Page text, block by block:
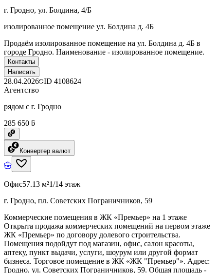
г. Гродно, ул. Болдина, 4/Б
изолированное помещение ул. Болдина д. 4Б
Продаём изолированное помещение на ул. Болдина д. 4Б в
городе Гродно. Наименование - изолированное помещение.
Контакты
Написать
28.04.2026 ID 4108624
Агентство
рядом с г. Гродно
285 650 ƃ
Конвертер валют
Офис57.13 м²1/14 этаж
г. Гродно, пл. Советских Пограничников, 59
Коммерческие помещения в ЖК «Премьер» на 1 этаже
Открыта продажа коммерческих помещений на первом этаже
ЖК «Премьер» по договору долевого строительства.
Помещения подойдут под магазин, офис, салон красоты,
аптеку, пункт выдачи, услуги, шоурум или другой формат
бизнеса. Торговое помещение в ЖК «ЖК "Премьер"». Адрес:
Гродно, ул. Советских Пограничников, 59. Общая площадь -